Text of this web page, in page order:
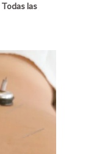
Todas las